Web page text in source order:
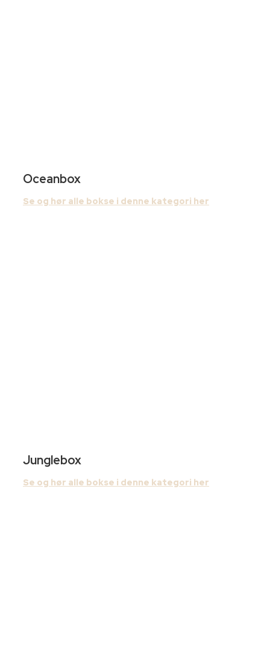
Oceanbox
Se og hør alle bokse i denne kategori her
Junglebox
Se og hør alle bokse i denne kategori her